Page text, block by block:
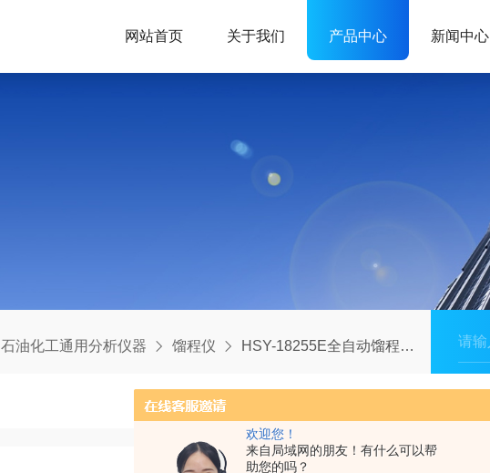
欢迎您！
来自局域网的朋友！有什么可以帮
助您的吗？
网站首页 关于我们 产品中心 新闻中心
石油化工通用分析仪器 馏程仪 HSY-18255E全自动馏程试验仪